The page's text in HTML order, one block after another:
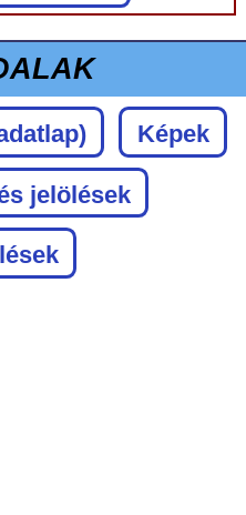
Képek
jelölések